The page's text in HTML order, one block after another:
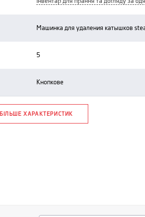
машинка для удаления катышков
5
кнопкове
БІЛЬШЕ ХАРАКТЕРИСТИК